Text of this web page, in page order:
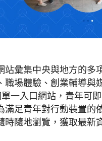
彙集中央與地方的多
場體驗、創業輔導與
一入口網站，青年可
足青年對行動裝置的
隨地瀏覽，獲取最新